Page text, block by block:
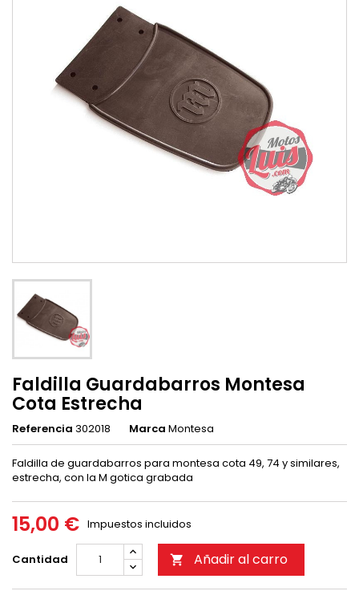
Faldilla Guardabarros Montesa
Cota Estrecha
Referencia 302018 Marca Montesa
Faldilla de guardabarros para montesa cota 49, 74 y similares,
estrecha, con la M gotica grabada
15,00 € Impuestos incluidos
Cantidad  Añadir al carro